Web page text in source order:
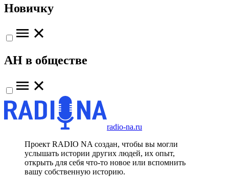
Новичку
АН в обществе
radio-na.ru
Проект RADIO NA создан, чтобы вы могли
услышать истории других людей, их опыт,
открыть для себя что-то новое или вспомнить
вашу собственную историю.